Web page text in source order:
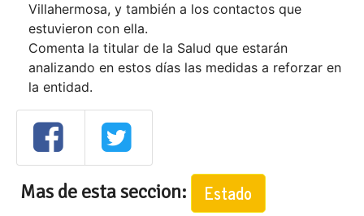
Villahermosa, y también a los contactos que
estuvieron con ella.
Comenta la titular de la Salud que estarán
analizando en estos días las medidas a reforzar en
la entidad.
Mas de esta seccion: Estado